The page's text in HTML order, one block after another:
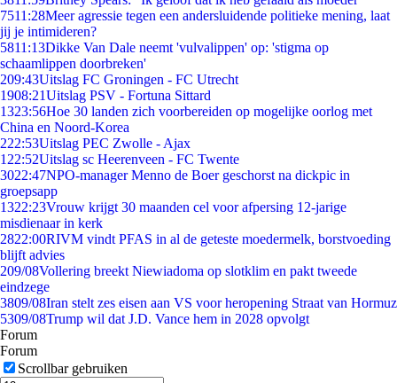
7511:28Meer agressie tegen een andersluidende politieke mening, laat
jij je intimideren?
5811:13Dikke Van Dale neemt 'vulvalippen' op: 'stigma op
schaamlippen doorbreken'
209:43Uitslag FC Groningen - FC Utrecht
1908:21Uitslag PSV - Fortuna Sittard
1323:56Hoe 30 landen zich voorbereiden op mogelijke oorlog met
China en Noord-Korea
222:53Uitslag PEC Zwolle - Ajax
1 22:52Uitslag sc Heerenveen - FC Twente
3022:47NPO-manager Menno de Boer geschorst na dickpic in
groepsapp
1322:23Vrouw krijgt 30 maanden cel voor afpersing 12-jarige
misdienaar in kerk
2822:00RIVM vindt PFAS in al de geteste moedermelk, borstvoeding
blijft advies
209/08Vollering breekt Niewiadoma op slotklim en pakt tweede
eindzege
3809/08Iran stelt zes eisen aan VS voor heropening Straat van Hormuz
5309/08Trump wil dat J.D. Vance hem in 2028 opvolgt
Forum
Forum
Scrollbar gebruiken